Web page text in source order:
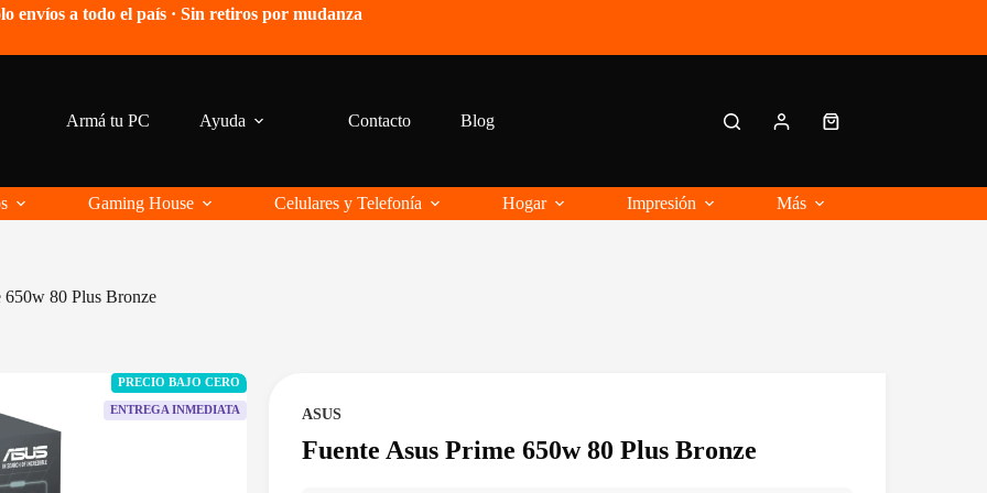
envíos a todo el país · Sin retiros por mudanza
Armá tu PC Ayuda Contacto Blog
Carro
Gaming House Celulares y Telefonía Hogar Impresión Más
650w 80 Plus Bronze
PRECIO BAJO CERO
ENTREGA INMEDIATA ASUS
Fuente Asus Prime 650w 80 Plus Bronze